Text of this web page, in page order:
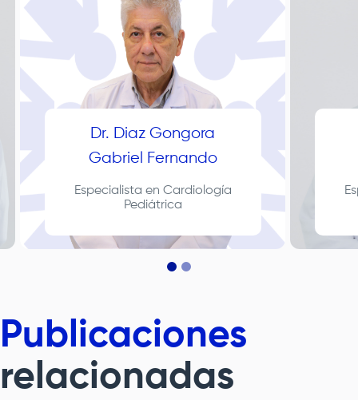
Dr. Diaz Gongora
Gabriel Fernando
Especialista en Cardiología
Pediátrica
Publicaciones
relacionadas